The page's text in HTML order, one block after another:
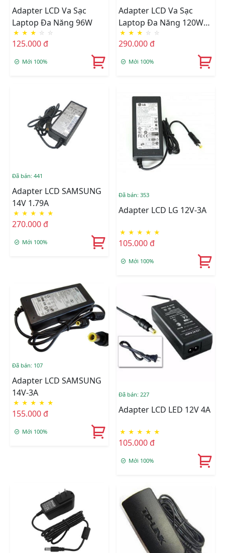
Adapter LCD Va Sạc
Laptop Đa Năng 96W
★ ★ ★ ☆ ☆
125.000 đ
Mới 100%
Adapter LCD Va Sạc
Laptop Đa Năng 120W
505A
★ ★ ★ ☆ ☆
290.000 đ
Mới 100%
Đã bán: 441
Adapter LCD SAMSUNG
14V 1.79A
★ ★ ★ ★ ★
270.000 đ
Mới 100%
Đã bán: 353
Adapter LCD LG 12V-3A
★ ★ ★ ★ ★
105.000 đ
Mới 100%
Đã bán: 107
Adapter LCD SAMSUNG
14V-3A
★ ★ ★ ★ ★
155.000 đ
Mới 100%
Đã bán: 227
Adapter LCD LED 12V 4A
★ ★ ★ ★ ★
105.000 đ
Mới 100%